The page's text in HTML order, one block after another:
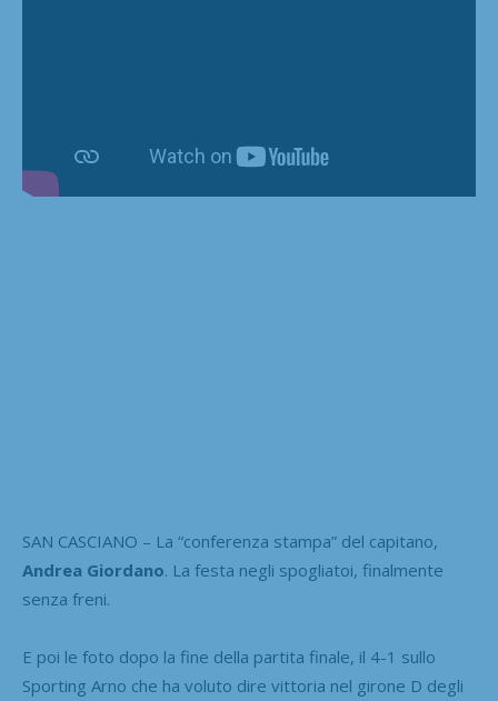
SAN CASCIANO – La “conferenza stampa” del capitano,
Andrea Giordano. La festa negli spogliatoi, finalmente
senza freni.
E poi le foto dopo la fine della partita finale, il 4-1 sullo
Sporting Arno che ha voluto dire vittoria nel girone D degli